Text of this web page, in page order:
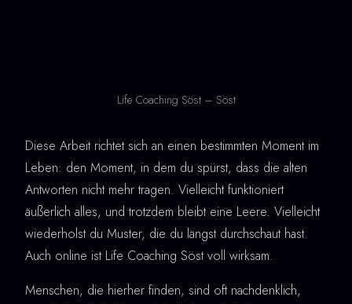
Life Coaching Söst – Söst
Diese Arbeit richtet sich an einen bestimmten Moment im
Leben: den Moment, in dem du spürst, dass die alten
Antworten nicht mehr tragen. Vielleicht funktioniert
äußerlich alles, und trotzdem bleibt eine Leere. Vielleicht
wiederholst du Muster, die du längst durchschaut hast.
Auch online ist Life Coaching Söst voll wirksam.
Menschen, die hierher finden, sind oft nachdenklich,